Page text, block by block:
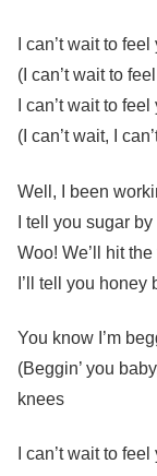
I can’t wait to
(I can’t wait to
I can’t wait to
(I can’t wait, I
Well, I been
I tell you sugar
Woo! We’ll hit
I’ll tell you
You know I’m
(Beggin’ you
knees
I can’t wait to